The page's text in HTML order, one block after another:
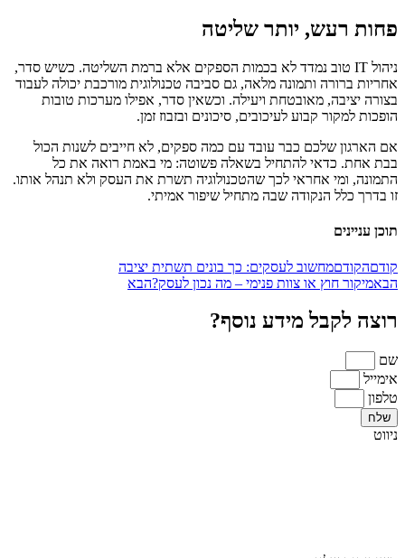
פחות רעש, יותר שליטה
ניהול IT טוב נמדד לא בכמות הספקים אלא ברמת השליטה. כשיש סדר,
אחריות ברורה ותמונה מלאה, גם סביבה טכנולוגית מורכבת יכולה לעבוד
בצורה יציבה, מאובטחת ויעילה. וכשאין סדר, אפילו מערכות טובות
הופכות למקור קבוע לעיכובים, סיכונים ובזבוז זמן.
אם הארגון שלכם כבר עובד עם כמה ספקים, לא חייבים לשנות הכול
בבת אחת. כדאי להתחיל בשאלה פשוטה: מי באמת רואה את כל
התמונה, ומי אחראי לכך שהטכנולוגיה תשרת את העסק ולא תנהל אותו.
זו בדרך כלל הנקודה שבה מתחיל שיפור אמיתי.
תוכן עניינים
קודםהקודםמחשוב לעסקים: כך בונים תשתית יציבה
הבאמיקור חוץ או צוות פנימי – מה נכון לעסק?הבא
רוצה לקבל מידע נוסף?
שם
אימייל
טלפון
שלח
ניווט